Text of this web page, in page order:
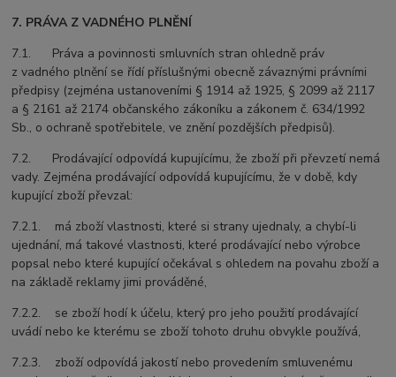
7. PRÁVA Z VADNÉHO PLNĚNÍ
7.1. Práva a povinnosti smluvních stran ohledně práv
z vadného plnění se řídí příslušnými obecně závaznými právními
předpisy (zejména ustanoveními § 1914 až 1925, § 2099 až 2117
a § 2161 až 2174 občanského zákoníku a zákonem č. 634/1992
Sb., o ochraně spotřebitele, ve znění pozdějších předpisů).
7.2. Prodávající odpovídá kupujícímu, že zboží při převzetí nemá
vady. Zejména prodávající odpovídá kupujícímu, že v době, kdy
kupující zboží převzal:
7.2.1. má zboží vlastnosti, které si strany ujednaly, a chybí-li
ujednání, má takové vlastnosti, které prodávající nebo výrobce
popsal nebo které kupující očekával s ohledem na povahu zboží a
na základě reklamy jimi prováděné,
7.2.2. se zboží hodí k účelu, který pro jeho použití prodávající
uvádí nebo ke kterému se zboží tohoto druhu obvykle používá,
7.2.3. zboží odpovídá jakostí nebo provedením smluvenému